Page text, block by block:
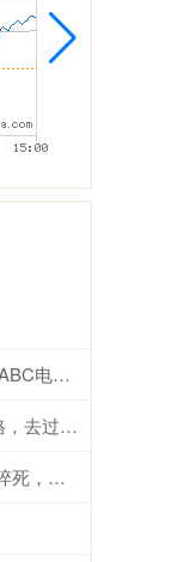
易宝配资 FCC下令提前审查迪士尼旗下八家ABC电视台执照，特朗普与媒体战火重燃
蜂窝配资 湖南四大顶流景点，去过2个算合格，去过4个就厉害了，你去过几个
金控配资· 一周竟然7次，27岁外卖员心源性猝死，妻子：劝了很多次，就是不听——别再把“年轻”当成免死金牌